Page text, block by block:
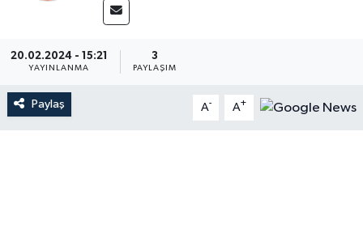
20.02.2024 - 15:21
YAYINLANMA
3
PAYLAŞIM
Paylaş A- A+
Kültür Sanat
Son Dakika Haberleri